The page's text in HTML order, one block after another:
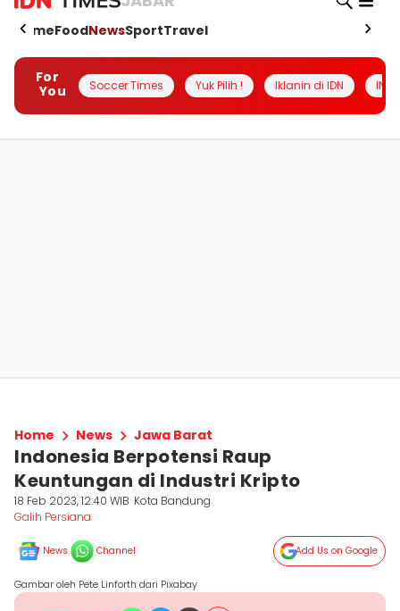
HomeFoodNewsSportTravel
For
You
Soccer Times Yuk Pilih ! Iklanin di IDN
Home News Jawa Barat
Indonesia Berpotensi Raup
Keuntungan di Industri Kripto
18 Feb 2023, 12:40 WIB Kota Bandung
Galih Persiana
News Channel Add Us on Google
Gambar oleh Pete Linforth dari Pixabay